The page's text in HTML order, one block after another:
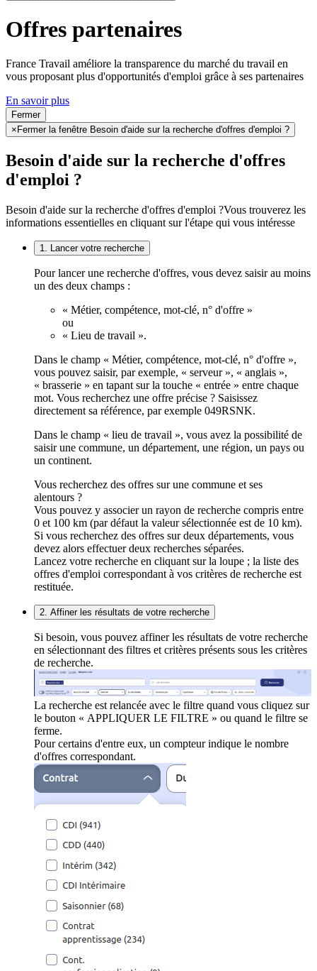
Offres partenaires
France Travail améliore la transparence du marché du travail en
vous proposant plus d'opportunités d'emploi grâce à ses partenaires
En savoir plus
Fermer
× Fermer la fenêtre Besoin d'aide sur la recherche d'offres d'emploi ?
Besoin d'aide sur la recherche d'offres
d'emploi ?
Besoin d'aide sur la recherche d'offres d'emploi ?Vous trouverez les
informations essentielles en cliquant sur l'étape qui vous intéresse
1. Lancer votre recherche
Pour lancer une recherche d'offres, vous devez saisir au moins
un des deux champs :
« Métier, compétence, mot-clé, n° d'offre »
ou
« Lieu de travail ».
Dans le champ « Métier, compétence, mot-clé, n° d'offre »,
vous pouvez saisir, par exemple, « serveur », « anglais »,
« brasserie » en tapant sur la touche « entrée » entre chaque
mot. Vous recherchez une offre précise ? Saisissez
directement sa référence, par exemple 049RSNK.
Dans le champ « lieu de travail », vous avez la possibilité de
saisir une commune, un département, une région, un pays ou
un continent.
Vous recherchez des offres sur une commune et ses
alentours ?
Vous pouvez y associer un rayon de recherche compris entre
0 et 100 km (par défaut la valeur sélectionnée est de 10 km).
Si vous recherchez des offres sur deux départements, vous
devez alors effectuer deux recherches séparées.
Lancez votre recherche en cliquant sur la loupe ; la liste des
offres d'emploi correspondant à vos critères de recherche est
restituée.
2. Affiner les résultats de votre recherche
Si besoin, vous pouvez affiner les résultats de votre recherche
en sélectionnant des filtres et critères présents sous les critères
de recherche.
La recherche est relancée avec le filtre quand vous cliquez sur
le bouton « APPLIQUER LE FILTRE » ou quand le filtre se
ferme.
Pour certains d'entre eux, un compteur indique le nombre
d'offres correspondant.